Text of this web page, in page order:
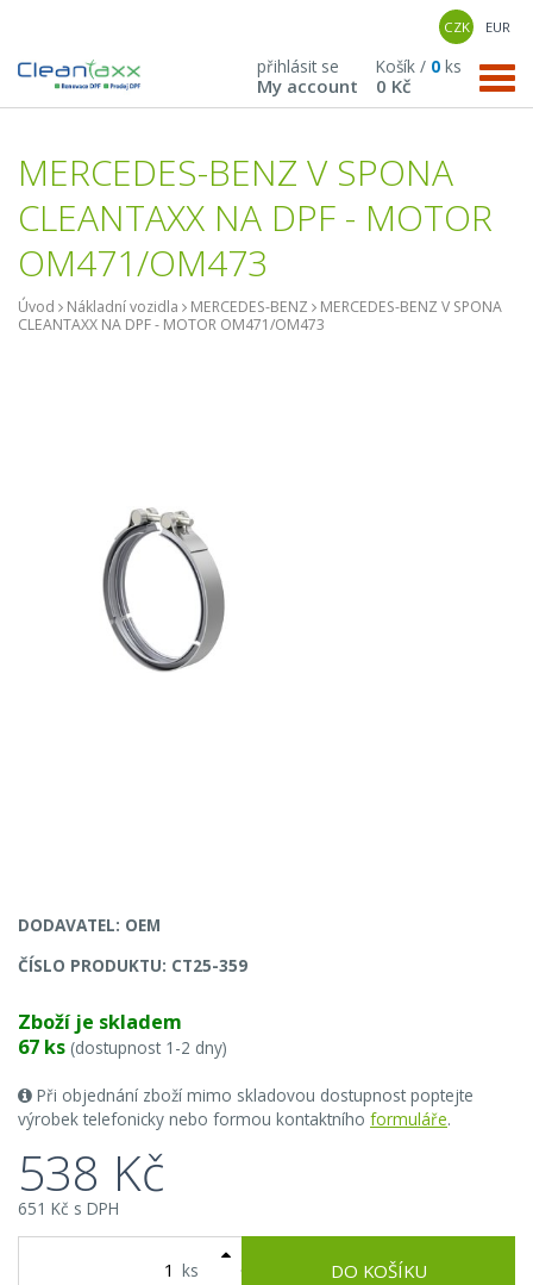
CZK EUR
přihlásit se
My account
Košík / 0 ks
0 Kč
MERCEDES-BENZ V SPONA
CLEANTAXX NA DPF - MOTOR
OM471/OM473
Úvod Nákladní vozidla MERCEDES-BENZ
MERCEDES-BENZ V SPONA
CLEANTAXX NA DPF - MOTOR OM471/OM473
DODAVATEL: OEM
ČÍSLO PRODUKTU: CT25-359
Zboží je skladem
67 ks (dostupnost 1-2 dny)
Při objednání zboží mimo skladovou dostupnost poptejte
výrobek telefonicky nebo formou kontaktního formuláře.
538 Kč
651 Kč s DPH
ks DO KOŠÍKU